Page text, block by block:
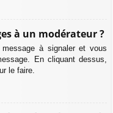
à un modérateur ?
à signaler et vous
En cliquant dessus,
le faire.